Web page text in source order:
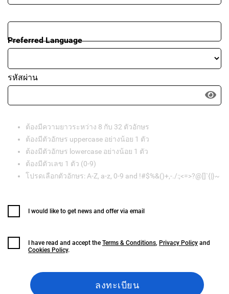
Preferred Language
รหัสผ่าน
ต้องมีความยาวระหว่าง 8 กับ 32 ตัวอักษร
ต้องมีตัวอักษร uppercase อย่างน้อย 1 ตัว
ต้องมีตัวอักษร lowercase อย่างน้อย 1 ตัว
ต้องมีตัวเลข 1 ตัว (0-9)
โปรดเลือกตัวอักษร: A-Z, a-z, 0-9 and !#$%&()+,-./:;<=>?@[]`{|}~
I would like to get news and offer via email
I have read and accept the Terms & Conditions, Privacy Policy and
Cookies Policy.
ลงทะเบียน